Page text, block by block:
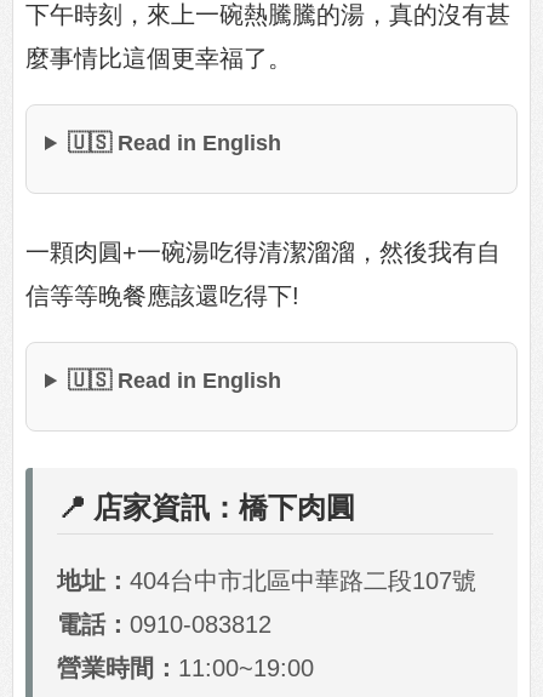
下午時刻，來上一碗熱騰騰的湯，真的沒有甚
麼事情比這個更幸福了。
🇺🇸 Read in English
一顆肉圓+一碗湯吃得清潔溜溜，然後我有自
信等等晚餐應該還吃得下!
🇺🇸 Read in English
📍 店家資訊：橋下肉圓
地址： 404台中市北區中華路二段107號
電話： 0910-083812
營業時間： 11:00~19:00